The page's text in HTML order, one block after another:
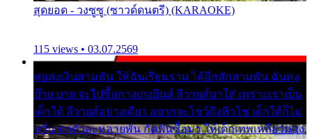
สุดยอด - วงซูซู (ซาวด์ดนตรี) (KARAOKE)
115 views • 03.07.2569
พ่อส่งเงินสามพัน ให้ฉันเรียนราม ได้อีกสักสามพัน ฉันคง
บ๊าย บาย จะไปซื้อกางเกงยีนส์ ลีวายส์มาใส่ เพราะเราเป็น
เด็กใต้ ลีวายส์อย่างเดียว อยากจะโชว์ถึงหิวโซ เด็กใต้ก็ไม่
หวั่น ตกตัวละหลายพัน กัดฟันซื้อมา ให้เด็กเทพเหลียวมอง